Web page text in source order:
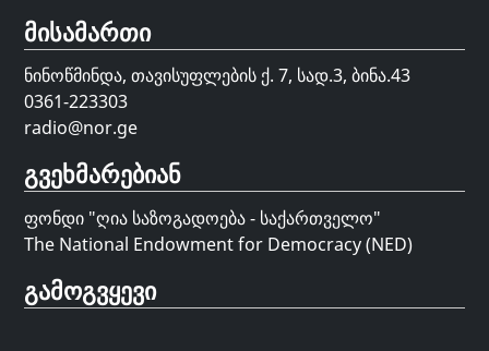
მისამართი
ნინოწმინდა, თავისუფლების ქ. 7, სად.3, ბინა.43
0361-223303
radio@nor.ge
გვეხმარებიან
ფონდი "ღია საზოგადოება - საქართველო"
The National Endowment for Democracy (NED)
გამოგვყევი